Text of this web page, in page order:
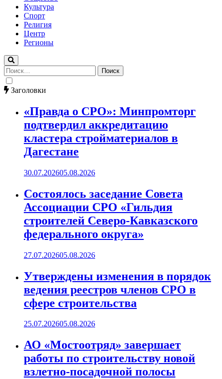
Культура
Спорт
Религия
Центр
Регионы
Найти:
Заголовки
«Правда о СРО»: Минпромторг
подтвердил аккредитацию
кластера стройматериалов в
Дагестане
30.07.202605.08.2026
Состоялось заседание Совета
Ассоциации СРО «Гильдия
строителей Северо-Кавказского
федерального округа»
27.07.202605.08.2026
Утверждены изменения в порядок
ведения реестров членов СРО в
сфере строительства
25.07.202605.08.2026
АО «Мостоотряд» завершает
работы по строительству новой
взлетно-посадочной полосы